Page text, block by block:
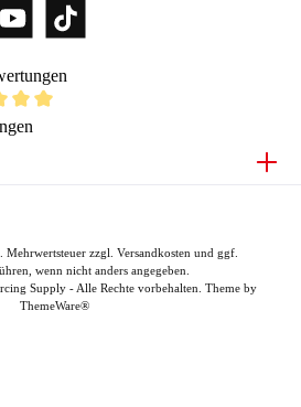
Mehrwertsteuer zzgl. Versandkosten und ggf.
wenn nicht anders angegeben.
Supply - Alle Rechte vorbehalten. Theme by
ThemeWare®